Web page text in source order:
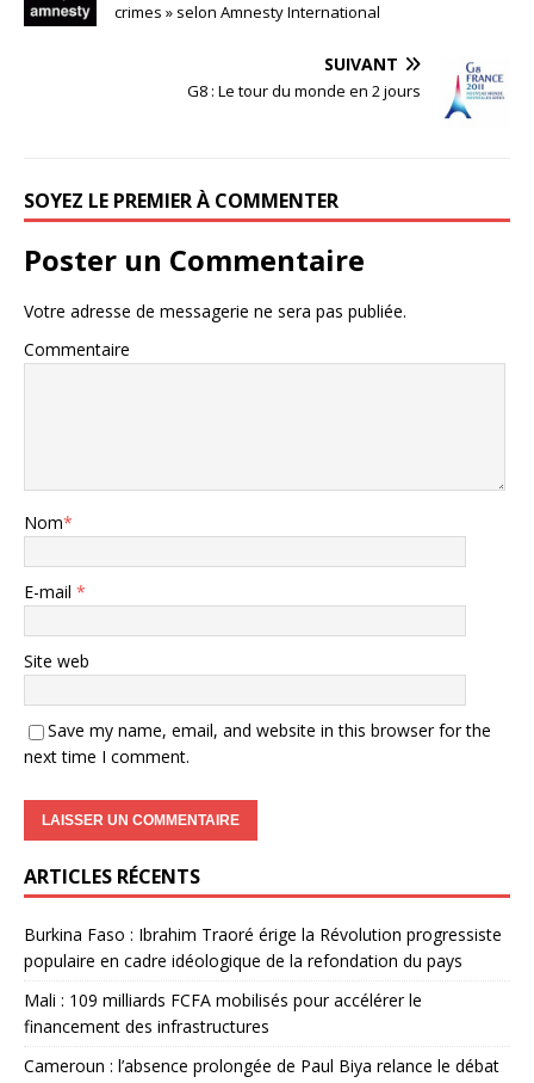
crimes » selon Amnesty International
SUIVANT
G8 : Le tour du monde en 2 jours
SOYEZ LE PREMIER À COMMENTER
Poster un Commentaire
Votre adresse de messagerie ne sera pas publiée.
Commentaire
Nom*
E-mail *
Site web
Save my name, email, and website in this browser for the
next time I comment.
ARTICLES RÉCENTS
Burkina Faso : Ibrahim Traoré érige la Révolution progressiste
populaire en cadre idéologique de la refondation du pays
Mali : 109 milliards FCFA mobilisés pour accélérer le
financement des infrastructures
Cameroun : l’absence prolongée de Paul Biya relance le débat